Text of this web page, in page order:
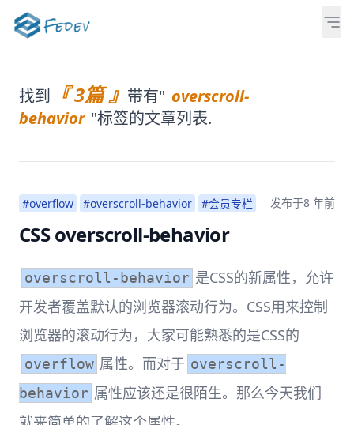
找到 『 3篇 』 带有" overscroll-
behavior "标签的文章列表.
#overflow #overscroll-behavior #会员专栏 发布于8 年前
CSS overscroll-behavior
overscroll-behavior 是CSS的新属性，允许
开发者覆盖默认的浏览器滚动行为。CSS用来控制
浏览器的滚动行为，大家可能熟悉的是CSS的
overflow 属性。而对于 overscroll-
behavior 属性应该还是很陌生。那么今天我们